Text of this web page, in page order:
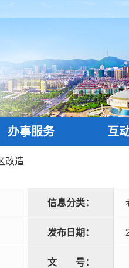
办事服务 互
改造
信息分类：
发布日期：
文 号：